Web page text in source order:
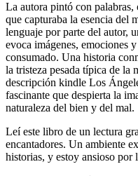
La autora pintó con
que capturaba la esencia del
lenguaje por parte del autor,
evoca imágenes, emociones
consumado. Una historia
la tristeza pesada típica de la
descripción kindle Los
fascinante que despierta la
naturaleza del bien y del mal.
Leí este libro de un lectura
encantadores. Un ambiente
historias, y estoy ansioso por